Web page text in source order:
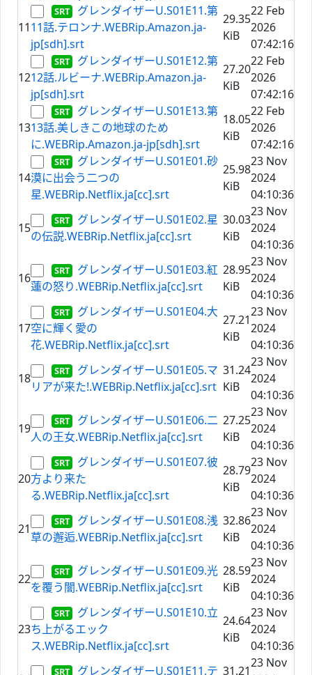
11
グレンダイザーU.S01E11.第
11話.テロンナ.WEBRip.Amazon.ja-
jp[sdh].srt
29.35
KiB
22 Feb
2026
07:42:16
12
グレンダイザーU.S01E12.第
12話.ルビーナ.WEBRip.Amazon.ja-
jp[sdh].srt
27.20
KiB
22 Feb
2026
07:42:16
13
グレンダイザーU.S01E13.第
13話.美しきこの地球のため
に.WEBRip.Amazon.ja-jp[sdh].srt
18.05
KiB
22 Feb
2026
07:42:16
14
グレンダイザーU.S01E01.砂
漠に出会う二つの
星.WEBRip.Netflix.ja[cc].srt
25.98
KiB
23 Nov
2024
04:10:36
15
グレンダイザーU.S01E02.星
の伝説.WEBRip.Netflix.ja[cc].srt
30.03
KiB
23 Nov
2024
04:10:36
16
グレンダイザーU.S01E03.紅
蓮の怒り.WEBRip.Netflix.ja[cc].srt
28.95
KiB
23 Nov
2024
04:10:36
17
グレンダイザーU.S01E04.大
空に輝く愛の
花.WEBRip.Netflix.ja[cc].srt
27.21
KiB
23 Nov
2024
04:10:36
18
グレンダイザーU.S01E05.マ
リアが来た!.WEBRip.Netflix.ja[cc].srt
31.24
KiB
23 Nov
2024
04:10:36
19
グレンダイザーU.S01E06.二
人の王女.WEBRip.Netflix.ja[cc].srt
27.25
KiB
23 Nov
2024
04:10:36
20
グレンダイザーU.S01E07.彼
方より来た
る.WEBRip.Netflix.ja[cc].srt
28.79
KiB
23 Nov
2024
04:10:36
21
グレンダイザーU.S01E08.浅
草の邂逅.WEBRip.Netflix.ja[cc].srt
32.86
KiB
23 Nov
2024
04:10:36
22
グレンダイザーU.S01E09.光
を覆う闇.WEBRip.Netflix.ja[cc].srt
28.59
KiB
23 Nov
2024
04:10:36
23
グレンダイザーU.S01E10.立
ち上がるエック
ス.WEBRip.Netflix.ja[cc].srt
24.64
KiB
23 Nov
2024
04:10:36
グレンダイザーU.S01E11.テ 31.21
23 Nov